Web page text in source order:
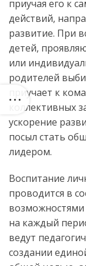
приучая его к
действий,
развитие. При
детей,
или
родителей
приучает к
коллективных
ускорение
посыл стать
лидером.
Воспитание
проводится в
на каждый
ведут
создании